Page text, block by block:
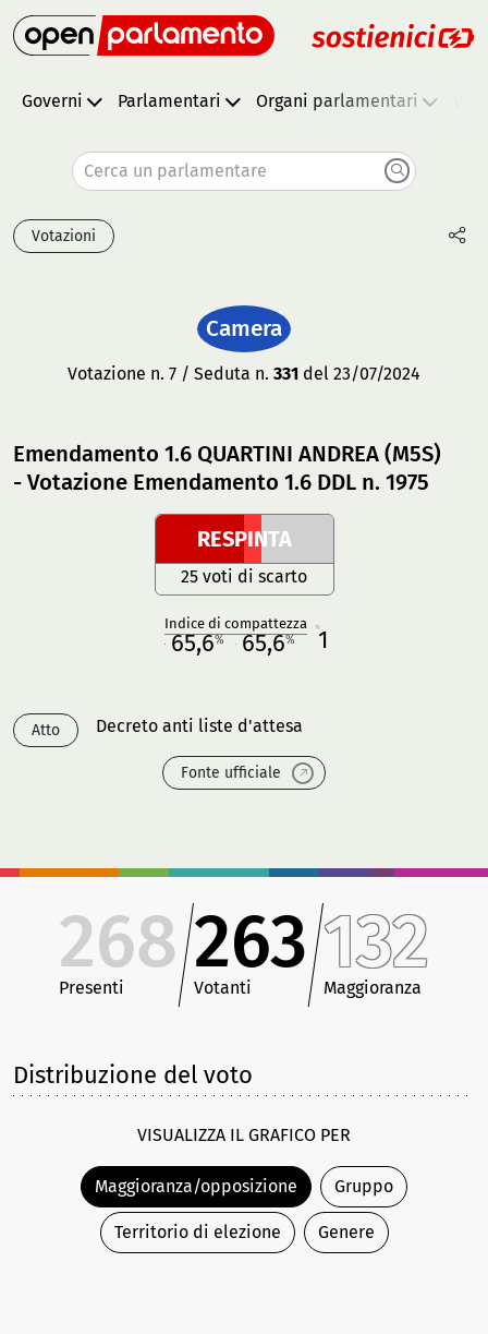
Governi Parlamentari Organi parlamentari
Cerca un parlamentare
Votazioni
Camera
Votazione n. 7 / Seduta n. 331 del 23/07/2024
Emendamento 1.6 QUARTINI ANDREA (M5S)
- Votazione Emendamento 1.6 DDL n. 1975
RESPINTA
25 voti di scarto
Indice di compattezza
65,6% 65,6% 1
Atto Decreto anti liste d'attesa
Fonte ufficiale
268
Presenti
263
Votanti
132
Maggioranza
Distribuzione del voto
VISUALIZZA IL GRAFICO PER
Maggioranza/opposizione Gruppo
Territorio di elezione Genere